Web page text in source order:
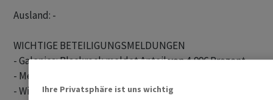
Ausland: -
WICHTIGE BETEILIGUNGSMELDUNGEN
- Galenica: Blackrock meldet Anteil von 4,996 Prozent
- Metall Zug meldet Eigenanteil von 5,391 Prozent
- Wisekey: Joel Arber meldet Anteil von 14,088 Prozent
Ihre Privatsphäre ist uns wichtig